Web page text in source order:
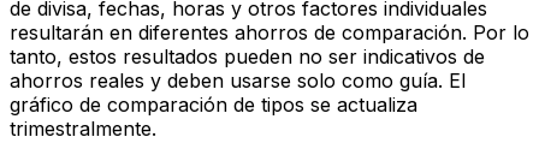
de divisa, fechas, horas y otros factores individuales
resultarán en diferentes ahorros de comparación. Por lo
tanto, estos resultados pueden no ser indicativos de
ahorros reales y deben usarse solo como guía. El
gráfico de comparación de tipos se actualiza
trimestralmente.